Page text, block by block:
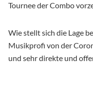
Tournee der Combo
Wie stellt sich die Lage
Musikprofi von der
und sehr direkte und